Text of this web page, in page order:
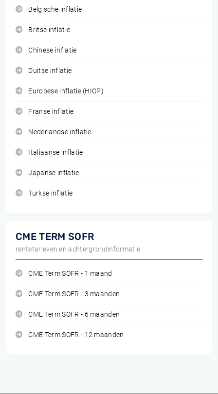
Belgische inflatie
Britse inflatie
Chinese inflatie
Duitse inflatie
Europese inflatie (HICP)
Franse inflatie
Nederlandse inflatie
Italiaanse inflatie
Japanse inflatie
Turkse inflatie
CME TERM SOFR
rentetarieven en achtergrondinformatie
CME Term SOFR - 1 maand
CME Term SOFR - 3 maanden
CME Term SOFR - 6 maanden
CME Term SOFR - 12 maanden